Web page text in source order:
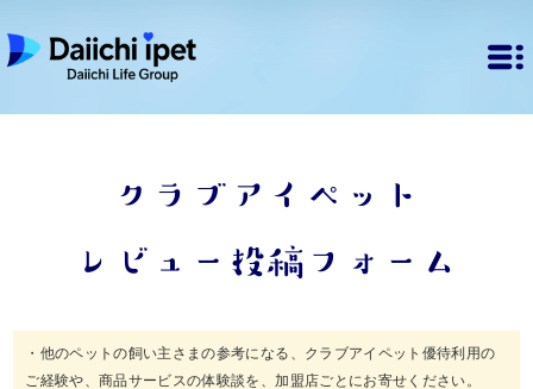
クラブアイペット
レビュー投稿フォーム
・他のペットの飼い主さまの参考になる、クラブアイペット優待利用の
ご経験や、商品サービスの体験談を、加盟店ごとにお寄せください。